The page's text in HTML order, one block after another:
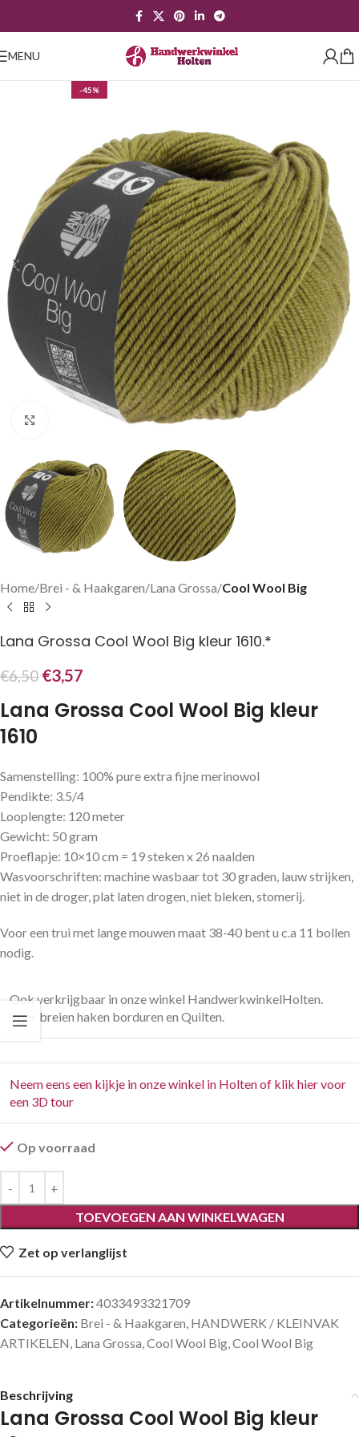
MENU
-45%
Klik om te vergroten
Home Brei - & Haakgaren Lana Grossa Cool Wool Big
Lana Grossa Cool Wool Big kleur 1610.*
€6,50 €3,57
Lana Grossa Cool Wool Big kleur
1610
Samenstelling: 100% pure extra fijne merinowol
Pendikte: 3.5/4
Looplengte: 120 meter
Gewicht: 50 gram
Proeflapje: 10×10 cm = 19 steken x 26 naalden
Wasvoorschriften: machine wasbaar tot 30 graden, lauw strijken,
niet in de droger, plat laten drogen, niet bleken, stomerij.
Voor een trui met lange mouwen maat 38-40 bent u c.a 11 bollen
nodig.
Ook verkrijgbaar in onze winkel HandwerkwinkelHolten.
Voor breien haken borduren en Quilten.
Neem eens een kijkje in onze winkel in Holten of klik hier voor
een 3D tour
Op voorraad
TOEVOEGEN AAN WINKELWAGEN
Zet op verlanglijst
Artikelnummer:4033493321709
Categorieën: Brei - & Haakgaren, HANDWERK / KLEINVAK
ARTIKELEN, Lana Grossa,Cool Wool Big,Cool Wool Big
Beschrijving
Lana Grossa Cool Wool Big kleur